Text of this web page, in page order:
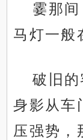
霎那
马灯一般
破旧
身影从车
压强势，